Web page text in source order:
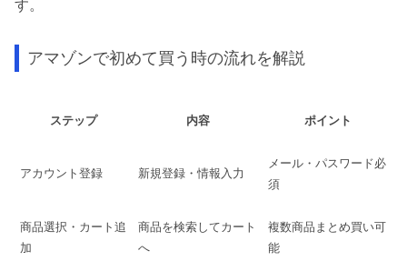
す。
アマゾンで初めて買う時の流れを解説
ステップ 内容 ポイント
アカウント登録 新規登録・情報入力
メール・パスワード必
須
商品選択・カート追
加
商品を検索してカート
へ
複数商品まとめ買い可
能